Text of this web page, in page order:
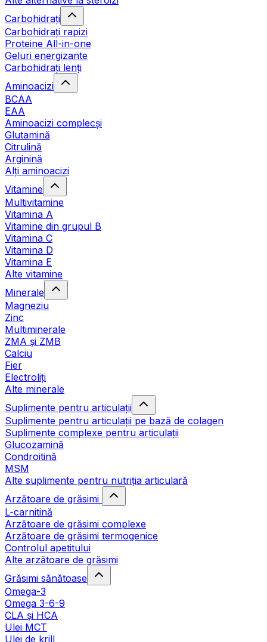
Carbohidrați
Carbohidrați rapizi
Proteine All-in-one
Geluri energizante
Carbohidrați lenți
Aminoacizi
BCAA
EAA
Aminoacizi complecși
Glutamină
Citrulină
Arginină
Alți aminoacizi
Vitamine
Multivitamine
Vitamina A
Vitamine din grupul B
Vitamina C
Vitamina D
Vitamina E
Alte vitamine
Minerale
Magneziu
Zinc
Multiminerale
ZMA și ZMB
Calciu
Fier
Electroliți
Alte minerale
Suplimente pentru articulații
Suplimente pentru articulații pe bază de colagen
Suplimente complexe pentru articulații
Glucozamină
Condroitină
MSM
Alte suplimente pentru nutriția articulară
Arzătoare de grăsimi
L-carnitină
Arzătoare de grăsimi complexe
Arzătoare de grăsimi termogenice
Controlul apetitului
Alte arzătoare de grăsimi
Grăsimi sănătoase
Omega-3
Omega 3-6-9
CLA şi HCA
Ulei MCT
Ulei de krill